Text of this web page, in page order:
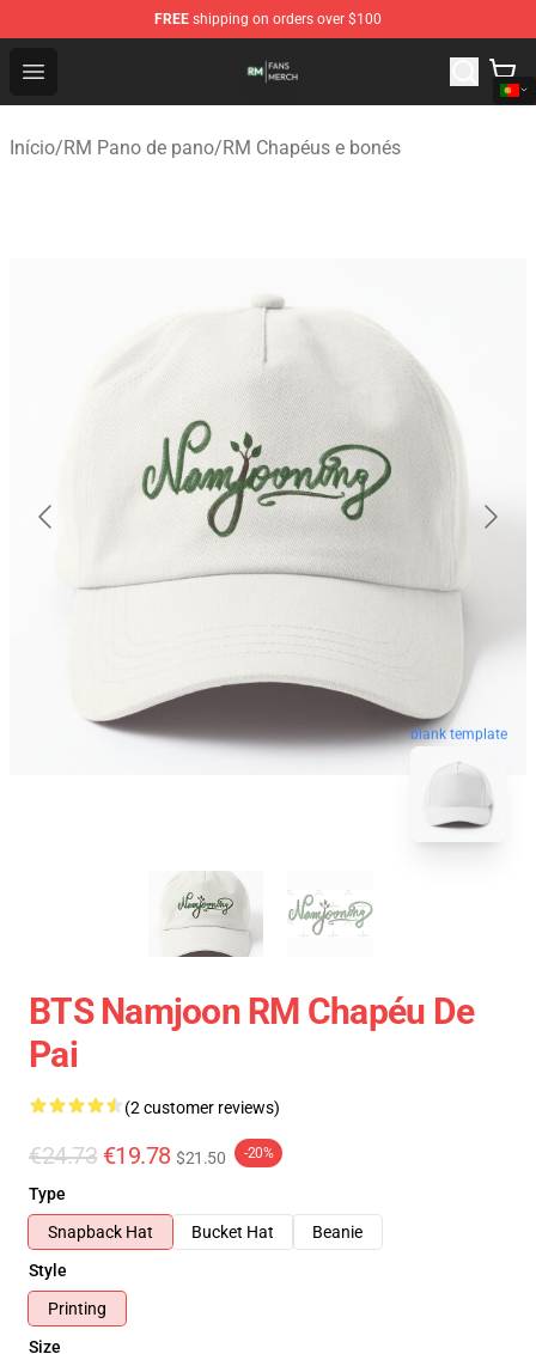
FREE shipping on orders over $100
Open menu
RM Shop - Official RM Merchandise Store
Início/RM Pano de pano/RM Chapéus e bonés
blank template
BTS Namjoon RM Chapéu De
Pai
(2 customer reviews)
€24.73 €19.78 $21.50 -20%
Type
Snapback Hat
Bucket Hat
Beanie
Style
Printing
Size